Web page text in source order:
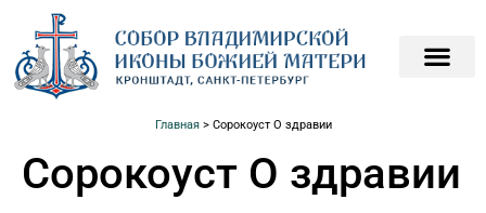
Главная> Сорокоуст О здравии
Сорокоуст О здравии